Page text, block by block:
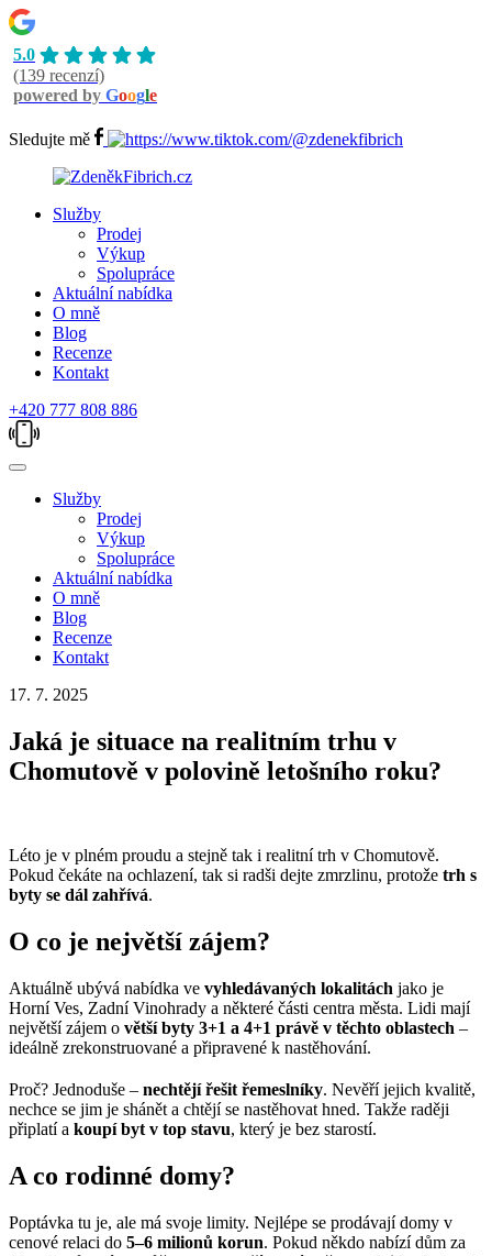
5.0
(139 recenzí)
powered by Google
Sledujte mě
Služby
Prodej
Výkup
Spolupráce
Aktuální nabídka
O mně
Blog
Recenze
Kontakt
+420 777 808 886
Služby
Prodej
Výkup
Spolupráce
Aktuální nabídka
O mně
Blog
Recenze
Kontakt
17. 7. 2025
Jaká je situace na realitním trhu v
Chomutově v polovině letošního roku?
Léto je v plném proudu a stejně tak i realitní trh v Chomutově.
Pokud čekáte na ochlazení, tak si radši dejte zmrzlinu, protože trh s
byty se dál zahřívá.
O co je největší zájem?
Aktuálně ubývá nabídka ve vyhledávaných lokalitách jako je
Horní Ves, Zadní Vinohrady a některé části centra města. Lidi mají
největší zájem o větší byty 3+1 a 4+1 právě v těchto oblastech –
ideálně zrekonstruované a připravené k nastěhování.
Proč? Jednoduše – nechtějí řešit řemeslníky. Nevěří jejich kvalitě,
nechce se jim je shánět a chtějí se nastěhovat hned. Takže raději
připlatí a koupí byt v top stavu, který je bez starostí.
A co rodinné domy?
Poptávka tu je, ale má svoje limity. Nejlépe se prodávají domy v
cenové relaci do 5–6 milionů korun. Pokud někdo nabízí dům za